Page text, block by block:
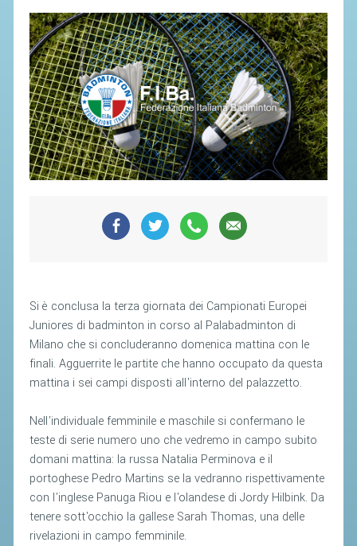
Si è conclusa la terza giornata dei Campionati Europei
Juniores di badminton in corso al Palabadminton di
Milano che si concluderanno domenica mattina con le
finali. Agguerrite le partite che hanno occupato da questa
mattina i sei campi disposti all'interno del palazzetto.
Nell'individuale femminile e maschile si confermano le
teste di serie numero uno che vedremo in campo subito
domani mattina: la russa Natalia Perminova e il
portoghese Pedro Martins se la vedranno rispettivamente
con l'inglese Panuga Riou e l'olandese di Jordy Hilbink. Da
tenere sott'occhio la gallese Sarah Thomas, una delle
rivelazioni in campo femminile.
CONTATTI
AVVISI E BANDI
CIRCOLARI
RESPONSABILITÀ SOCIALE
SAFEGUARDING
RICHIESTA PATROCINIO
GIUSTIZIA FEDERALE
ORGANI DI GIUSTIZIA FEDERALE
MAGLIA AZZURRA
STAFF TECNICO
CTF – PALABADMINTON
ATLETI D'INTERESSE NAZIONALE
SCHEDE ATLETI
VOLA CON NOI
CENTRI TECNICI TERRITORIALI